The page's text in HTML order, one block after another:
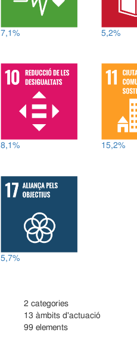
7,1% 5,2%
8,1% 15,2%
5,7%
2 categories
13 àmbits d'actuació
99 elements